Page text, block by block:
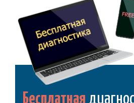
Бесплатная